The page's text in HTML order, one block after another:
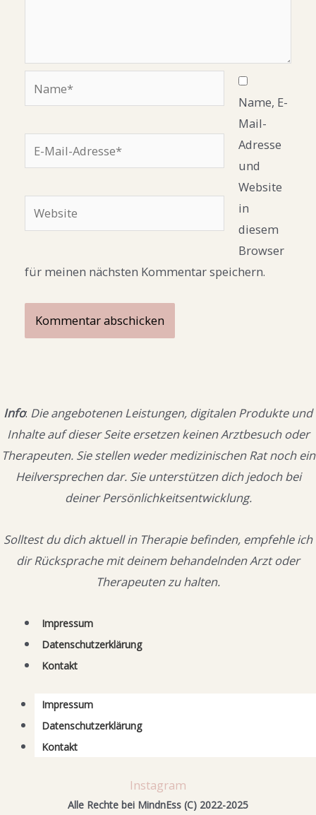
E-
Mail-
Website
Name, E-
Mail-
Adresse
und
Website
in
diesem
Browser
für meinen nächsten Kommentar speichern.
Info: Die angebotenen Leistungen, digitalen Produkte und
Inhalte auf dieser Seite ersetzen keinen Arztbesuch oder
Therapeuten. Sie stellen weder medizinischen Rat noch ein
Heilversprechen dar. Sie unterstützen dich jedoch bei
deiner Persönlichkeitsentwicklung.
Solltest du dich aktuell in Therapie befinden, empfehle ich
dir Rücksprache mit deinem behandelnden Arzt oder
Therapeuten zu halten.
Impressum
Datenschutzerklärung
Kontakt
Impressum
Datenschutzerklärung
Kontakt
Instagram
Alle Rechte bei MindnEss (C) 2022-2025